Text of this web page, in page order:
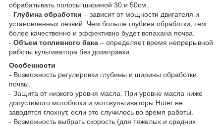
обрабатывать полосы шириной 30 и 50см.
- Глубина обработки – зависит от мощности двигателя и
установленных лезвий. Чем больше глубина обработки, тем
более качественно и эффективно будет вспахана почва.
- Объем топливного бака – определяет время непрерывной
работы культиватора без дозаправки.
Особенности
- Возможность регулировки глубины и ширины обработки
почвы.
- Защита от низкого уровня масла. При уровне масла ниже
допустимого мотоблоки и мотокультиваторы Huter не
заводятся глохнут, если это случилось во время работы.
- Возможность выбрать скорость (для тяжелых и средних